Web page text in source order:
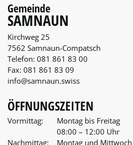
Gemeinde
SAMNAUN
Kirchweg 25
7562 Samnaun-Compatsch
Telefon: 081 861 83 00
Fax: 081 861 83 09
info@samnaun.swiss
ÖFFNUNGSZEITEN
Vormittag:
Montag bis Freitag
08:00 – 12:00 Uhr
Nachmittag:
Montag und Mittwoch